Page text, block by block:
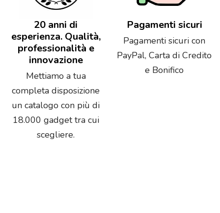
20 anni di
esperienza. Qualità,
professionalità e
innovazione
Mettiamo a tua
completa disposizione
un catalogo con più di
18.000 gadget tra cui
scegliere.
Pagamenti sicuri
Pagamenti sicuri con
PayPal, Carta di Credito
e Bonifico